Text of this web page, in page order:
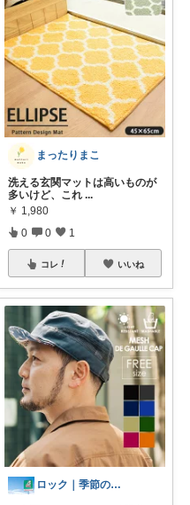
まったりまこ
洗える玄関マットは高いものが
多いけど、これ ...
￥ 1,980
0 0 1
コレ いいね
ロック｜季節のおすすめグッズを届けたい~